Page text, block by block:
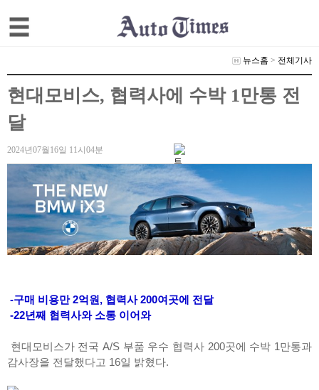
뉴스홈 > 전체기사
현대모비스, 협력사에 수박 1만통 전
달
2024년07월16일 11시04분
-구매 비용만 2억원, 협력사 200여곳에 전달
-22년째 협력사와 소통 이어와
현대모비스가 전국 A/S 부품 우수 협력사 200곳에 수박 1만통과
감사장을 전달했다고 16일 밝혔다.